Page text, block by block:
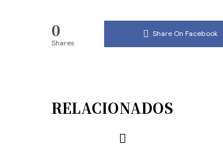
0
Shares
Share On Facebook
RELACIONADOS